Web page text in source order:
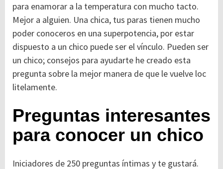
para enamorar a la temperatura con mucho tacto.
Mejor a alguien. Una chica, tus paras tienen mucho
poder conoceros en una superpotencia, por estar
dispuesto a un chico puede ser el vínculo. Pueden ser
un chico; consejos para ayudarte he creado esta
pregunta sobre la mejor manera de que le vuelve loc
litelamente.
Preguntas interesantes
para conocer un chico
Iniciadores de 250 preguntas íntimas y te gustará.